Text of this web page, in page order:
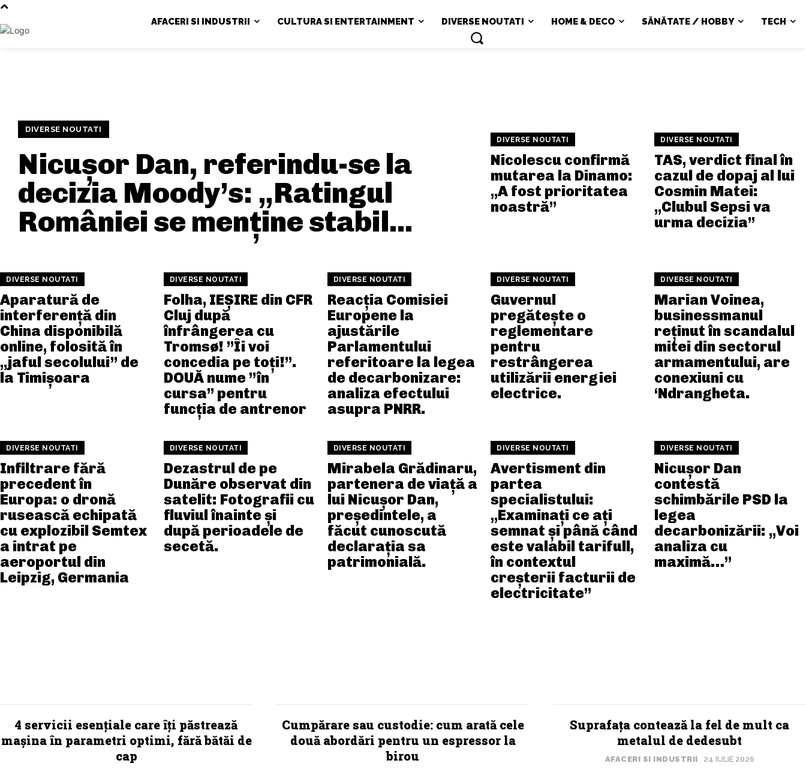
AFACERI SI INDUSTRII CULTURA SI ENTERTAINMENT DIVERSE NOUTATI HOME & DECO SĂNĂTATE / HOBBY TECH
DIVERSE NOUTATI
Nicușor Dan, referindu-se la
decizia Moody’s: „Ratingul
României se menține stabil...
DIVERSE NOUTATI
Nicolescu confirmă
mutarea la Dinamo:
„A fost prioritatea
noastră”
DIVERSE NOUTATI
TAS, verdict final în
cazul de dopaj al lui
Cosmin Matei:
„Clubul Sepsi va
urma decizia”
DIVERSE NOUTATI
Aparatură de
interferență din
China disponibilă
online, folosită în
„jaful secolului” de
la Timișoara
DIVERSE NOUTATI
Folha, IEȘIRE din CFR
Cluj după
înfrângerea cu
Tromsø! ”Îi voi
concedia pe toți!”.
DOUĂ nume ”în
cursa” pentru
funcția de antrenor
DIVERSE NOUTATI
Reacția Comisiei
Europene la
ajustările
Parlamentului
referitoare la legea
de decarbonizare:
analiza efectului
asupra PNRR.
DIVERSE NOUTATI
Guvernul
pregătește o
reglementare
pentru
restrângerea
utilizării energiei
electrice.
DIVERSE NOUTATI
Marian Voinea,
businessmanul
reținut în scandalul
mitei din sectorul
armamentului, are
conexiuni cu
‘Ndrangheta.
DIVERSE NOUTATI
Infiltrare fără
precedent în
Europa: o dronă
rusească echipată
cu explozibil Semtex
a intrat pe
aeroportul din
Leipzig, Germania
DIVERSE NOUTATI
Dezastrul de pe
Dunăre observat din
satelit: Fotografii cu
fluviul înainte și
după perioadele de
secetă.
DIVERSE NOUTATI
Mirabela Grădinaru,
partenera de viață a
lui Nicușor Dan,
președintele, a
făcut cunoscută
declarația sa
patrimonială.
DIVERSE NOUTATI
Avertisment din
partea
specialistului:
„Examinați ce ați
semnat și până când
este valabil tarifull,
în contextul
creșterii facturii de
electricitate”
DIVERSE NOUTATI
Nicușor Dan
contestă
schimbările PSD la
legea
decarbonizării: „Voi
analiza cu
maximă…”
4 servicii esențiale care îți păstrează
mașina în parametri optimi, fără bătăi de
cap
Cumpărare sau custodie: cum arată cele
două abordări pentru un espressor la
birou
Suprafața contează la fel de mult ca
metalul de dedesubt
AFACERI SI INDUSTRII 24 IULIE 2026